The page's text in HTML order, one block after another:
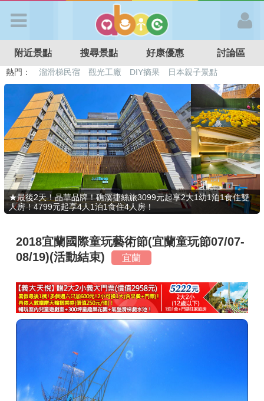
APP登入
首 頁
搜尋景點
好康優惠
最新消息
最新留言
商家合作
推薦景點
討論區
附近景點 搜尋景點 好康優惠 討論區
熱門： 溜滑梯民宿 觀光工廠 DIY摘果
日本親子景點
特色遊戲場
親子住房優惠 台北親子餐廳 溫泉泡湯SPA
★最後2天！晶華品牌！礁溪捷絲旅3099元起享2大1幼1泊1食住雙
人房！4799元起享4人1泊1食住4人房！
2018宜蘭國際童玩藝術節(宜蘭童玩節07/07-
08/19)(活動結束)
宜蘭